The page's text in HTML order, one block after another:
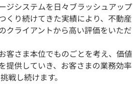
ジシステムを日々ブラッシュアップ
くり続けてきた実績により、不動産
クライアントから高い評価をいただ
客さま本位でものごとを考え、価値
提供していき、お客さまの業務効率
戦し続けます。